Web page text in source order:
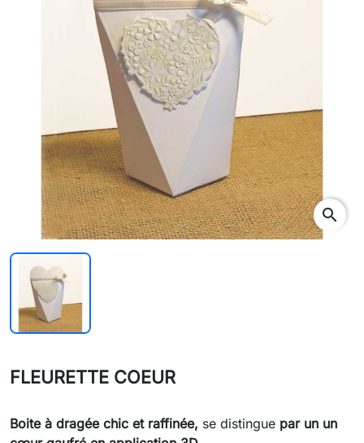
search
FLEURETTE COEUR
Boite à dragée chic et raffinée, se distingue par un un